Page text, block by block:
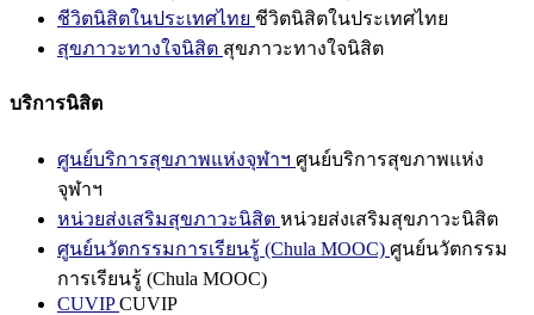
ชีวิตนิสิตในประเทศไทย ชีวิตนิสิตในประเทศไทย
สุขภาวะทางใจนิสิต สุขภาวะทางใจนิสิต
บริการนิสิต
ศูนย์บริการสุขภาพแห่งจุฬาฯ ศูนย์บริการสุขภาพแห่ง
จุฬาฯ
หน่วยส่งเสริมสุขภาวะนิสิต หน่วยส่งเสริมสุขภาวะนิสิต
ศูนย์นวัตกรรมการเรียนรู้ (Chula MOOC) ศูนย์นวัตกรรม
การเรียนรู้ (Chula MOOC)
CUVIPCUVIP